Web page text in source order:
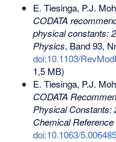
E. Tiesinga, P.J.
CODATA
physical constants:
Physics, Band 93,
doi:10.1103/
1,5 MB)
E. Tiesinga, P.J.
CODATA
Physical Constants:
Chemical Reference
doi:10.1063/